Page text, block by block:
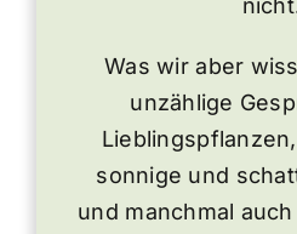
Was wir aber
unzählige
sonnige und
und manchmal